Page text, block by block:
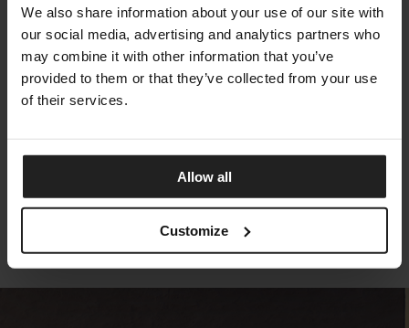
We also share information about your use of our site with
our social media, advertising and analytics partners who
may combine it with other information that you’ve
provided to them or that they’ve collected from your use
of their services.
Allow all
Customize
ARKETIPO FIRENZE